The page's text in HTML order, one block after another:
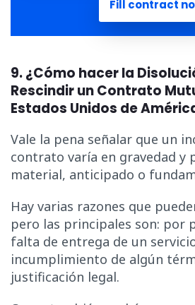
Fill contract
9. ¿Cómo hacer la
Rescindir un Contrato
Estados Unidos de
Vale la pena señalar que un
contrato varía en gravedad y
material, anticipado o
Hay varias razones que
pero las principales son: por
falta de entrega de un
incumplimiento de algún
justificación legal.